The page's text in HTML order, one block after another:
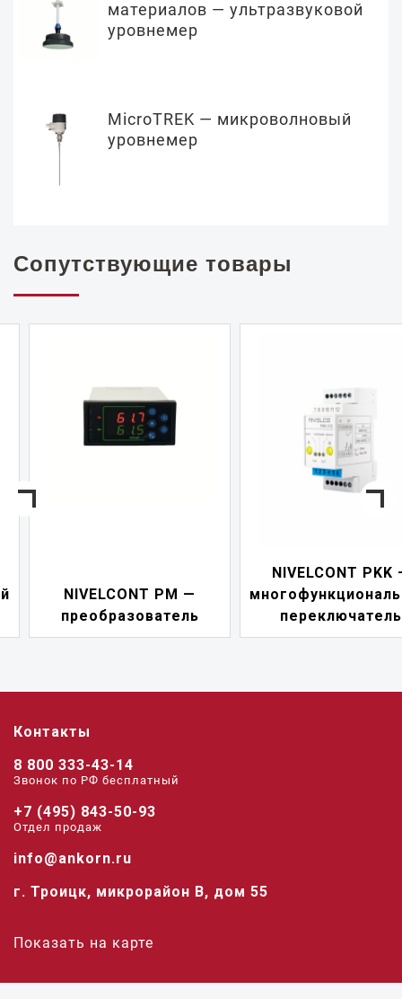
материалов — ультразвуковой
уровнемер
MicroTREK — микроволновый
уровнемер
Сопутствующие товары
NIVELCONT PM —
преобразователь
NIVELCONT PKK —
переключатель
Контакты
8 800 333-43-14
Звонок по РФ беcплатный
+7 (495) 843-50-93
Отдел продаж
info@ankorn.ru
г. Троицк, микрорайон В, дом 55
Показать на карте